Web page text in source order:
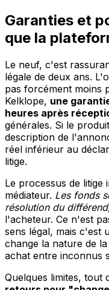
Garanties et
que la
Le neuf, c'est
légale de deux ans.
pas forcément moins
Kelklope, une
heures après
générales. Si le
description de
réel inférieur au
litige.
Le processus de litige
médiateur. Les fonds
résolution du différend
l'acheteur. Ce n'est
sens légal, mais c'est
change la nature de
achat entre inconnus
Quelques limites, tout